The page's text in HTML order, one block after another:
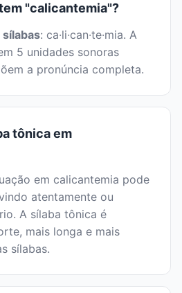
"calicantemia"?
sílabas: ca·li·can·te·mia. A
5 unidades sonoras
a pronúncia completa.
tônica em
em calicantemia pode
atentamente ou
A sílaba tônica é
mais longa e mais
sílabas.